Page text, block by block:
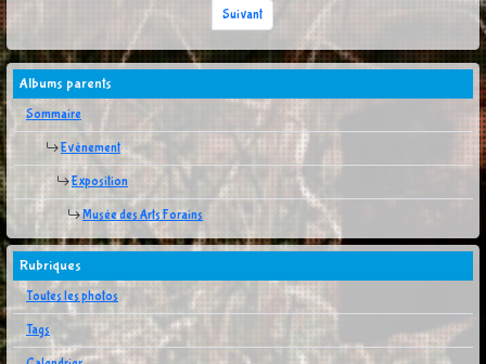
Suivant
Albums parents
Sommaire
Evènement
Exposition
Musée des Arts Forains
Rubriques
Toutes les photos
Tags